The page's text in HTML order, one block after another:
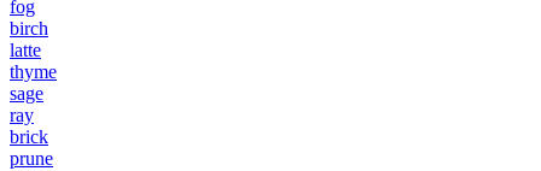
fog
birch
latte
thyme
sage
ray
brick
prune